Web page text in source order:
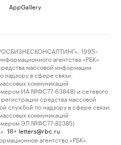
AppGallery
1995–
агентства «РБК»
массовой информации
в сфере связи,
коммуникаций
ИА №ФС77-63848) и сетевого
средства массовой
службой по надзору в сфере связи,
коммуникаций
ЭЛ №ФС77-82385)
18+ letters@rbc.ru
агентство «РБК».